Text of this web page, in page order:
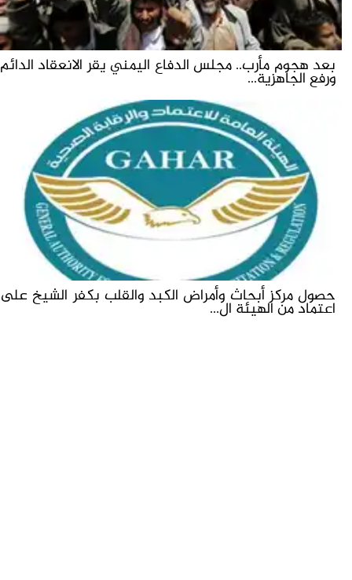
بعد هجوم مأرب.. مجلس الدفاع اليمني يقر الانعقاد الدائم
ورفع الجاهزية...
حصول مركز أبحاث وأمراض الكبد والقلب بكفر الشيخ على
اعتماد من الهيئة ال...